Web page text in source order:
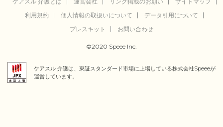
利用規約
個人情報の取扱いについて
データ引用について
プレスキット
お問い合わせ
©2020 Speee Inc.
ケアスル 介護は、東証スタンダード市場に上場している株式会社Speeeが
運営しています。